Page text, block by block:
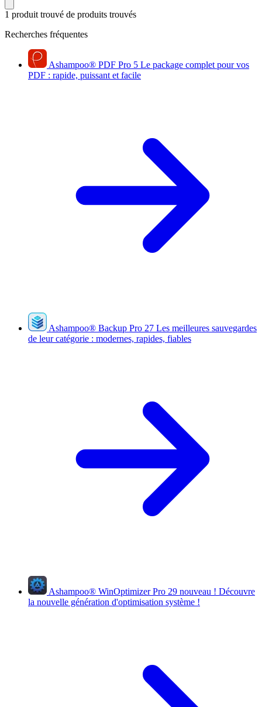
1 produit trouvé de produits trouvés
Recherches fréquentes
Ashampoo® PDF Pro 5 Le package complet pour vos
PDF : rapide, puissant et facile
Ashampoo® Backup Pro 27 Les meilleures sauvegardes
de leur catégorie : modernes, rapides, fiables
Ashampoo® WinOptimizer Pro 29 nouveau ! Découvre
la nouvelle génération d'optimisation système !